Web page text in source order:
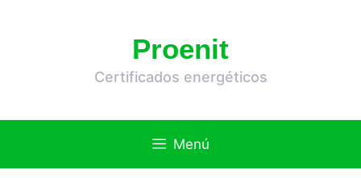
Proenit
Certificados energéticos
Menú